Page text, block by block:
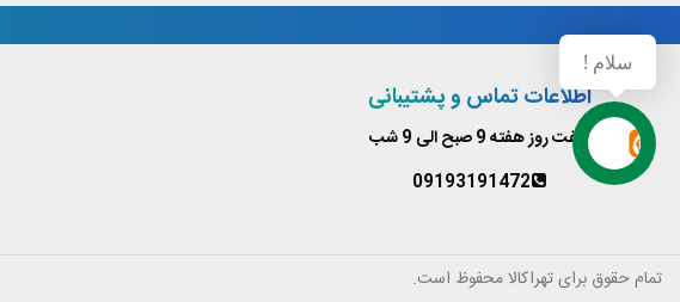
اطلاعات تماس و پشتیبانی
هفت روز هفته 9 صبح الی 9 شب
09193191472
تمام حقوق برای تهراکالا محفوظ است.
سلام !